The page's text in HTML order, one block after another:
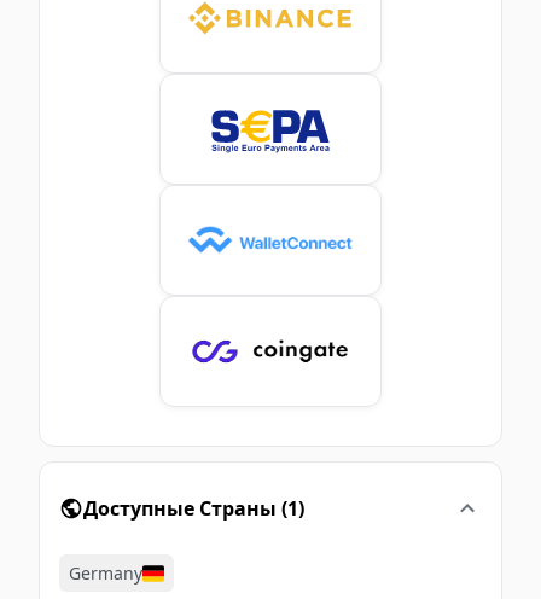
Доступные Страны (1)
Germany